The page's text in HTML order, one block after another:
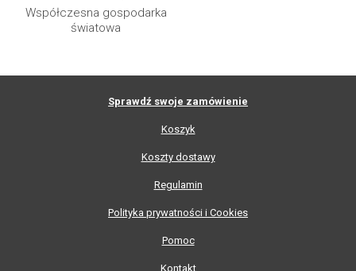
Współczesna gospodarka
światowa
Sprawdź swoje zamówienie
Koszyk
Koszty dostawy
Regulamin
Polityka prywatności i Cookies
Pomoc
Kontakt